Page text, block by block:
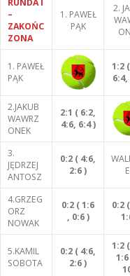
–
ZAKOŃC
ZONA
1. PAWEŁ
PĄK
2.
1. PAWEŁ
PĄK
1:2
6:4,
2.JAKUB
WAWRZ
ONEK
2:1 ( 6:2,
4:6, 6:4 )
3.
JĘDRZEJ
ANTOSZ
0:2 ( 4:6,
2:6 )
4.GRZEG
ORZ
NOWAK
0:2 ( 1:6
, 0:6 )
0:2
5.KAMIL
SOBOTA
0:2 ( 4:6,
2:6 )
1:2